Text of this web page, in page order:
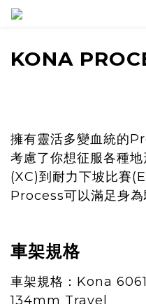
KONA
擁有靈活多變血統的
考慮了你想征服各種
(XC)到耐力下坡比賽
Process可以滿足身為
車架規格
車架規格：Kona
134mm Travel